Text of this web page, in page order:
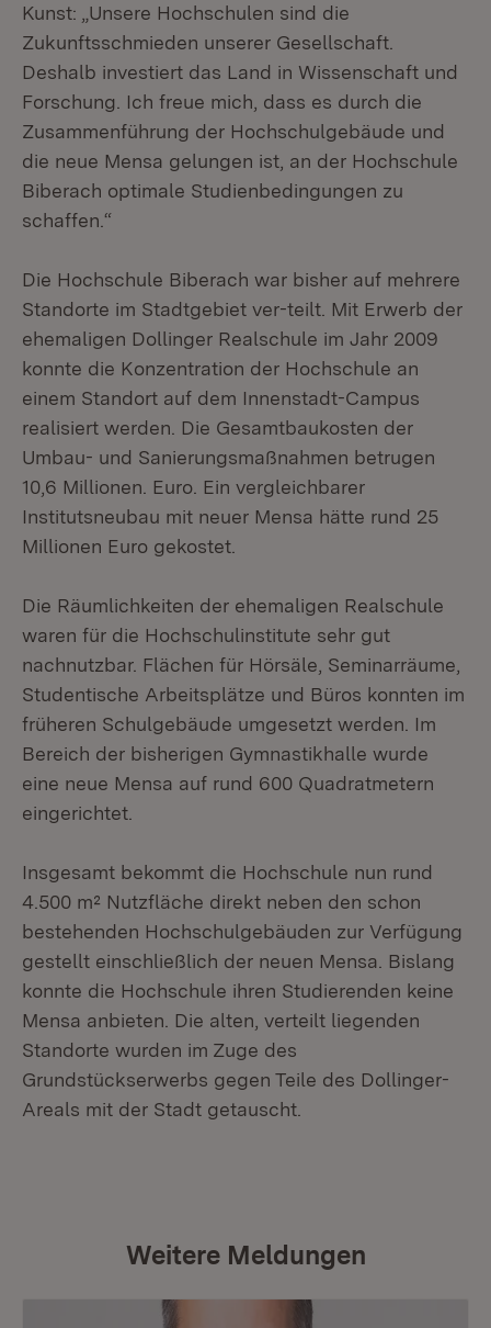
Kunst: „Unsere Hochschulen sind die
Zukunftsschmieden unserer Gesellschaft.
Deshalb investiert das Land in Wissenschaft und
Forschung. Ich freue mich, dass es durch die
Zusammenführung der Hochschulgebäude und
die neue Mensa gelungen ist, an der Hochschule
Biberach optimale Studienbedingungen zu
schaffen.“
Die Hochschule Biberach war bisher auf mehrere
Standorte im Stadtgebiet ver-teilt. Mit Erwerb der
ehemaligen Dollinger Realschule im Jahr 2009
konnte die Konzentration der Hochschule an
einem Standort auf dem Innenstadt-Campus
realisiert werden. Die Gesamtbaukosten der
Umbau- und Sanierungsmaßnahmen betrugen
10,6 Millionen. Euro. Ein vergleichbarer
Institutsneubau mit neuer Mensa hätte rund 25
Millionen Euro gekostet.
Die Räumlichkeiten der ehemaligen Realschule
waren für die Hochschulinstitute sehr gut
nachnutzbar. Flächen für Hörsäle, Seminarräume,
Studentische Arbeitsplätze und Büros konnten im
früheren Schulgebäude umgesetzt werden. Im
Bereich der bisherigen Gymnastikhalle wurde
eine neue Mensa auf rund 600 Quadratmetern
eingerichtet.
Insgesamt bekommt die Hochschule nun rund
4.500 m² Nutzfläche direkt neben den schon
bestehenden Hochschulgebäuden zur Verfügung
gestellt einschließlich der neuen Mensa. Bislang
konnte die Hochschule ihren Studierenden keine
Mensa anbieten. Die alten, verteilt liegenden
Standorte wurden im Zuge des
Grundstückserwerbs gegen Teile des Dollinger-
Areals mit der Stadt getauscht.
Weitere Meldungen